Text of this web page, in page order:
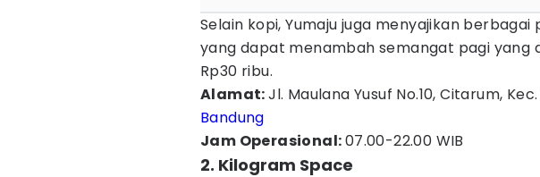
Selain kopi, Yumaju juga menyajikan
yang dapat menambah semangat pagi yang
Rp30 ribu.
Alamat:Jl. Maulana Yusuf No.10, Citarum,
Bandung
Jam Operasional:07.00-22.00 WIB
2. Kilogram Space